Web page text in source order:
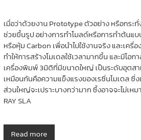
เมื่อว่าด้วยงาน Prototype ตัวอย่าง หรือกระทั่
ช่วยขึ้นรูป อย่างการทำโมลด์หรือการทำต้นแ
หรือหุ้ม Carbon เพื่อนำไปใช้งานจริง และเครื่
ทำให้การสร้างโมเดลใช้เวลามากขึ้น และมีโอก
เครื่องพิมพ์ 3มิติที่มีขนาดใหญ่ เป็นระดับอุตสา
เหมือนกันคือความแข็งแรงของเรซิ่นโมเดล ซึ่ง
ส่วนใหญ่จะเปราะบางกว่ามาก ซึ้งอาจจะไม่เห
RAY SLA
Read more